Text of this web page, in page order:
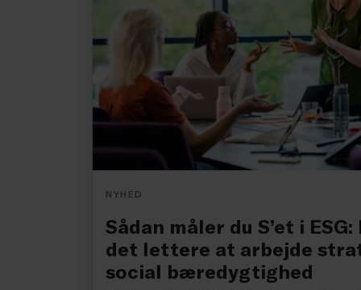
NYHED
Sådan måler du S’et i
det lettere at arbejde
social bæredygtighed